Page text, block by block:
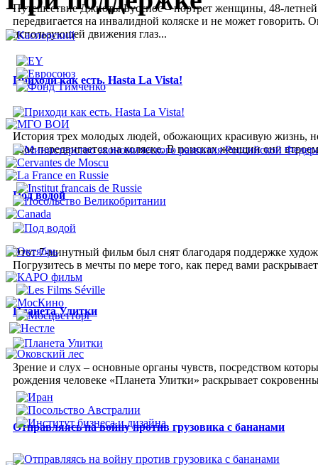
Путешествие Джиоты Буссиос – портрет женщины, 48-
передвигается на инвалидной коляске и не может
использующей движения глаз...
Приходи как есть. Hasta La Vista!
История трех молодых людей, обожающих красивую жизнь,
двое передвигается на коляске. В поисках женщин они
Под водой
Этот 7-минутный фильм был снят благодаря поддержке
Погрузитесь в мечты по мере того, как перед вами
Планета Улитки
Зрение и слух – основные органы чувств, посредством
рождения человеке «Планета Улитки» раскрывает
Отправляясь на войну против грузовика с бананами